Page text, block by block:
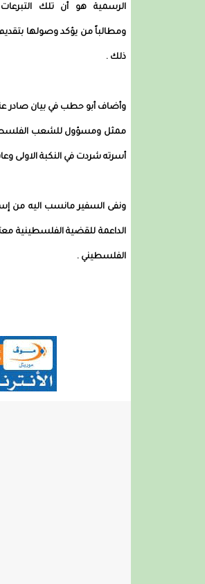
الرسمية هو أن تلك
ومطالباً من يؤكد وصولها
ذلك .
وأضاف أبو حطب في بيان صادر
ممثل ومسؤول للشعب
أسرته شردت في النكبة الاولى
ونفى السفير مانسب اليه من
الداعمة للقضية الفلسطينية
الفلسطيني .